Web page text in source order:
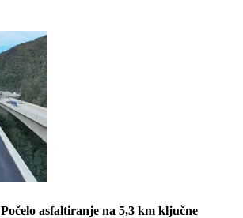
asfaltiranje na 5,3 km ključne